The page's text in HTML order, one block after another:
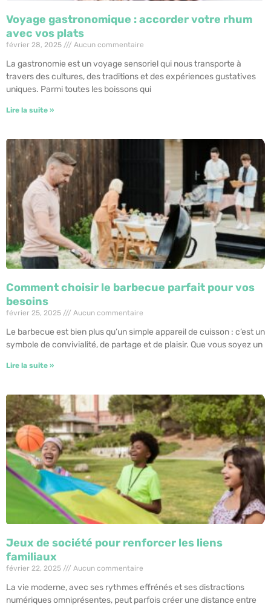
Voyage gastronomique : accorder votre rhum
avec vos plats
février 28, 2025 Aucun commentaire
La gastronomie est un voyage sensoriel qui nous transporte à
travers des cultures, des traditions et des expériences gustatives
uniques. Parmi toutes les boissons qui
Lire la suite »
Comment choisir le barbecue parfait pour vos
besoins
février 25, 2025 Aucun commentaire
Le barbecue est bien plus qu’un simple appareil de cuisson : c’est un
symbole de convivialité, de partage et de plaisir. Que vous soyez un
Lire la suite »
Jeux de société pour renforcer les liens
familiaux
février 22, 2025 Aucun commentaire
La vie moderne, avec ses rythmes effrénés et ses distractions
numériques omniprésentes, peut parfois créer une distance entre